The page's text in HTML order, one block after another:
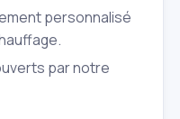
personnalisé
par notre